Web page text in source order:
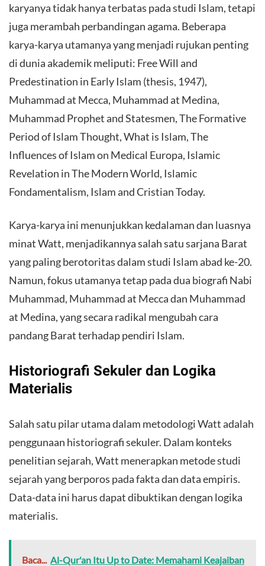
karyanya tidak hanya terbatas pada studi Islam, tetapi
juga merambah perbandingan agama. Beberapa
karya-karya utamanya yang menjadi rujukan penting
di dunia akademik meliputi: Free Will and
Predestination in Early Islam (thesis, 1947),
Muhammad at Mecca, Muhammad at Medina,
Muhammad Prophet and Statesmen, The Formative
Period of Islam Thought, What is Islam, The
Influences of Islam on Medical Europa, Islamic
Revelation in The Modern World, Islamic
Fondamentalism, Islam and Cristian Today.
Karya-karya ini menunjukkan kedalaman dan luasnya
minat Watt, menjadikannya salah satu sarjana Barat
yang paling berotoritas dalam studi Islam abad ke-20.
Namun, fokus utamanya tetap pada dua biografi Nabi
Muhammad, Muhammad at Mecca dan Muhammad
at Medina, yang secara radikal mengubah cara
pandang Barat terhadap pendiri Islam.
Historiografi Sekuler dan Logika
Materialis
Salah satu pilar utama dalam metodologi Watt adalah
penggunaan historiografi sekuler. Dalam konteks
penelitian sejarah, Watt menerapkan metode studi
sejarah yang berporos pada fakta dan data empiris.
Data-data ini harus dapat dibuktikan dengan logika
materialis.
Baca... Al-Qur'an Itu Up to Date: Memahami Keajaiban